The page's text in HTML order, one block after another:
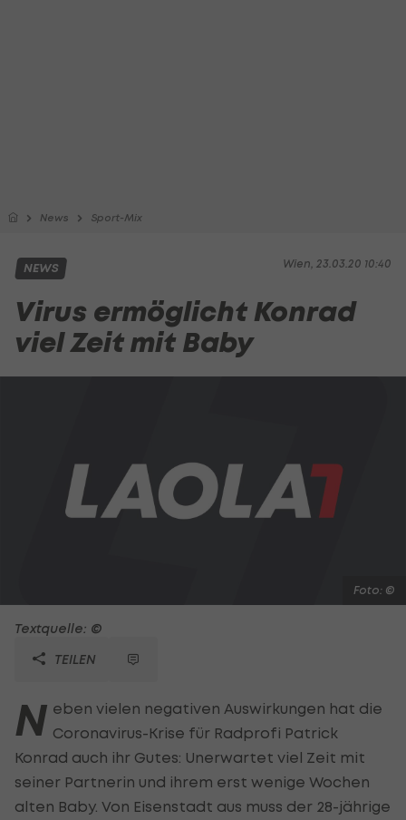
News Sport-Mix
Wien, 23.03.20 10:40
NEWS
Virus ermöglicht Konrad
viel Zeit mit Baby
Foto: ©
Textquelle: ©
TEILEN
N eben vielen negativen Auswirkungen hat die
Coronavirus-Krise für Radprofi Patrick
Konrad auch ihr Gutes: Unerwartet viel Zeit mit
seiner Partnerin und ihrem erst wenige Wochen
alten Baby. Von Eisenstadt aus muss der 28-jährige